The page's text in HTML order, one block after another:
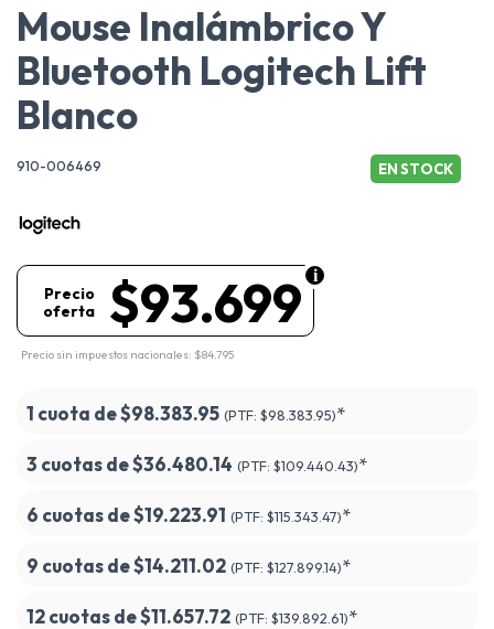
Mouse Inalámbrico Y
Bluetooth Logitech Lift
Blanco
910-006469 EN STOCK
$93.699
Precio
oferta
Precio sin impuestos nacionales: $84.795
1 cuota de$98.383.95 (PTF: $98.383.95)*
3 cuotas de$36.480.14 (PTF: $109.440.43)*
6 cuotas de$19.223.91 (PTF: $115.343.47)*
9 cuotas de$14.211.02 (PTF: $127.899.14)*
12 cuotas de$11.657.72 (PTF: $139.892.61)*